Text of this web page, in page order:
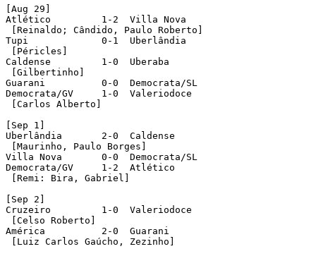
[Aug 29]
Atlético	 1-2  Villa Nova
[Reinaldo; Cândido, Paulo Roberto]
Tupi		 0-1  Uberlândia
[Péricles]
Caldense	 1-0  Uberaba
[Gilbertinho]
Guarani		 0-0  Democrata/SL
Democrata/GV	 1-0  Valeriodoce
[Carlos Alberto]
[Sep 1]
Uberlândia	 2-0  Caldense
[Maurinho, Paulo Borges]
Villa Nova	 0-0  Democrata/SL
Democrata/GV	 1-2  Atlético
[Remi: Bira, Gabriel]
[Sep 2]
Cruzeiro	 1-0  Valeriodoce
[Celso Roberto]
América	 	 2-0  Guarani
[Luiz Carlos Gaúcho, Zezinho]